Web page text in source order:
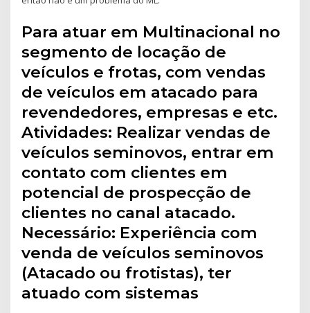
Para atuar em Multinacional no
segmento de locação de
veículos e frotas, com vendas
de veículos em atacado para
revendedores, empresas e etc.
Atividades: Realizar vendas de
veículos seminovos, entrar em
contato com clientes em
potencial de prospecção de
clientes no canal atacado.
Necessário: Experiência com
venda de veículos seminovos
(Atacado ou frotistas), ter
atuado com sistemas